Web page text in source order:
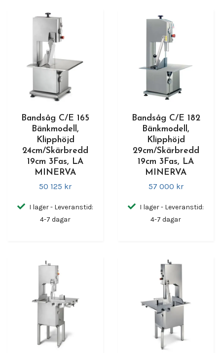
Bandsåg C/E 165
Bänkmodell,
Klipphöjd
24cm/Skärbredd
19cm 3Fas, LA
MINERVA
50 125 kr
I lager - Leveranstid:
4-7 dagar
Bandsåg C/E 182
Bänkmodell,
Klipphöjd
29cm/Skärbredd
19cm 3Fas, LA
MINERVA
57 000 kr
I lager - Leveranstid:
4-7 dagar